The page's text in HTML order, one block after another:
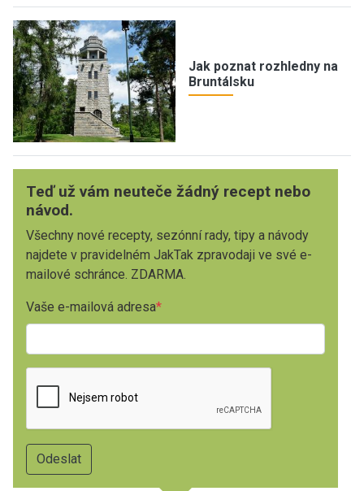
Jak poznat rozhledny na
Bruntálsku
Teď už vám neuteče žádný recept nebo
návod.
Všechny nové recepty, sezónní rady, tipy a návody
najdete v pravidelném JakTak zpravodaji ve své e-
mailové schránce. ZDARMA.
Vaše e-mailová adresa